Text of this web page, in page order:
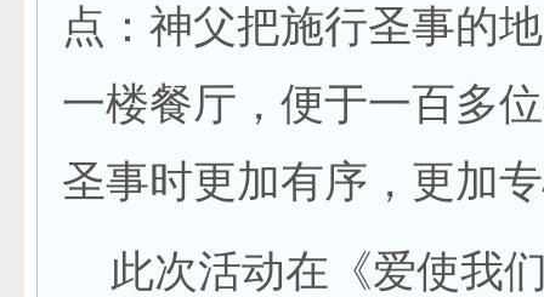
点：神父把施行圣事的
一楼餐厅，便于一百多
圣事时更加有序，更加
此次活动在《爱使我